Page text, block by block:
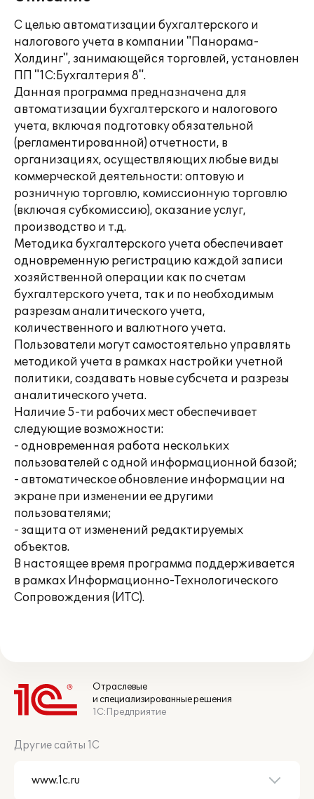
С целью автоматизации бухгалтерского и
налогового учета в компании "Панорама-
Холдинг", занимающейся торговлей, установлен
ПП "1С:Бухгалтерия 8".
Данная программа предназначена для
автоматизации бухгалтерского и налогового
учета, включая подготовку обязательной
(регламентированной) отчетности, в
организациях, осуществляющих любые виды
коммерческой деятельности: оптовую и
розничную торговлю, комиссионную торговлю
(включая субкомиссию), оказание услуг,
производство и т.д.
Методика бухгалтерского учета обеспечивает
одновременную регистрацию каждой записи
хозяйственной операции как по счетам
бухгалтерского учета, так и по необходимым
разрезам аналитического учета,
количественного и валютного учета.
Пользователи могут самостоятельно управлять
методикой учета в рамках настройки учетной
политики, создавать новые субсчета и разрезы
аналитического учета.
Наличие 5-ти рабочих мест обеспечивает
следующие возможности:
- одновременная работа нескольких
пользователей с одной информационной базой;
- автоматическое обновление информации на
экране при изменении ее другими
пользователями;
- защита от изменений редактируемых
объектов.
В настоящее время программа поддерживается
в рамках Информационно-Технологического
Сопровождения (ИТС).
Отраслевые
и специализированные решения
1С:Предприятие
Другие сайты 1С